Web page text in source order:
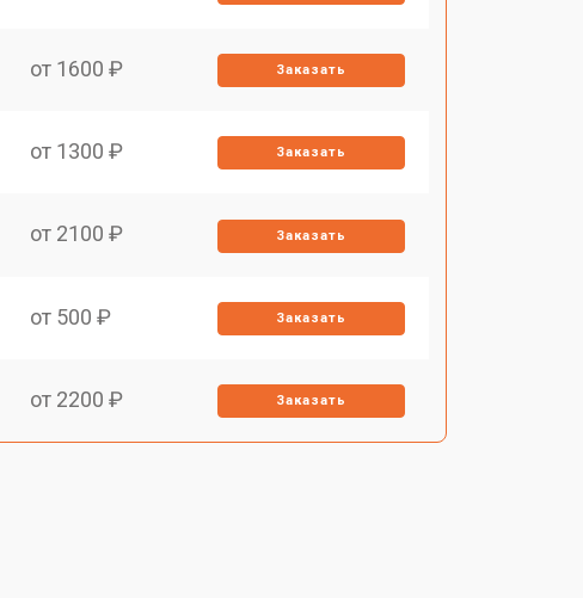
от 1600 ₽ Заказать
от 1300 ₽ Заказать
от 2100 ₽ Заказать
от 500 ₽ Заказать
от 2200 ₽ Заказать